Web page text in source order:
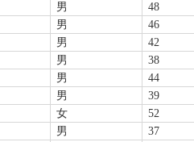
男
48
男
46
男
42
男
38
男
44
男
39
女
52
男
37